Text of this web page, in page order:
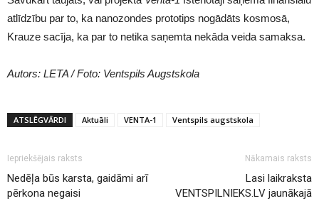
atlīdzību par to, ka nanozondes prototips nogādāts kosmosā,
Krauze sacīja, ka par to netika saņemta nekāda veida samaksa.
Autors: LETA / Foto: Ventspils Augstskola
ATSLĒGVĀRDI Aktuāli VENTA-1 Ventspils augstskola
Iepriekšējais raksts
Nedēļa būs karsta, gaidāmi arī
pērkona negaisi
Nākamais raksts
Lasi laikraksta
VENTSPILNIEKS.LV jaunākajā